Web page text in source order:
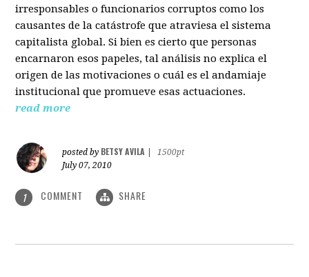
irresponsables o funcionarios corruptos como los
causantes de la catástrofe que atraviesa el sistema
capitalista global. Si bien es cierto que personas
encarnaron esos papeles, tal análisis no explica el
origen de las motivaciones o cuál es el andamiaje
institucional que promueve esas actuaciones.
read more
posted by BETSY AVILA
1500pt
July 07, 2010
1 COMMENT SHARE